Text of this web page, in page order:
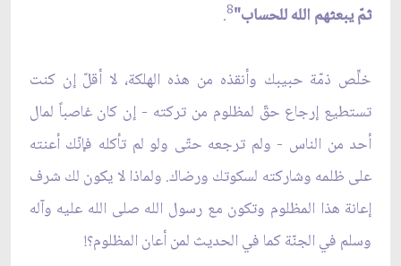
ثمّ يبعثهم الله للحساب"8
.
خلِّص ذمّة حبيبك وأنقذه من هذه الهلكة، لا أقلّ إن كنت
تستطيع إرجاع حقّ لمظلوم من تركته - إن كان غاصباً لمال
أحد من الناس - ولم ترجعه حتّى ولو لم تأكله فإنّك أعنته
على ظلمه وشاركته لسكوتك ورضاك. ولماذا لا يكون لك شرف
إعانة هذا المظلوم وتكون مع رسول الله صلى الله عليه وآله
وسلم في الجنّة كما في الحديث لمن أعان المظلوم؟!